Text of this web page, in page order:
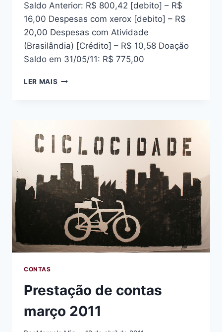
Saldo Anterior: R$ 800,42 [debito] – R$
16,00 Despesas com xerox [debito] – R$
20,00 Despesas com Atividade
(Brasilândia) [Crédito] – R$ 10,58 Doação
Saldo em 31/05/11: R$ 775,00
LER MAIS PRESTAÇÃO
CONTAS
Prestação de contas
março 2011